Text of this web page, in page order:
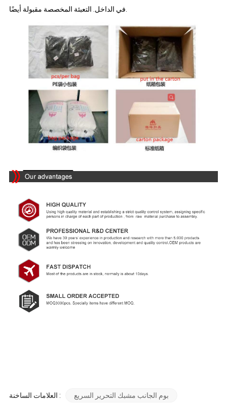
العلامات الساخنة :
بوم الجانب مشبك التحرير السريع